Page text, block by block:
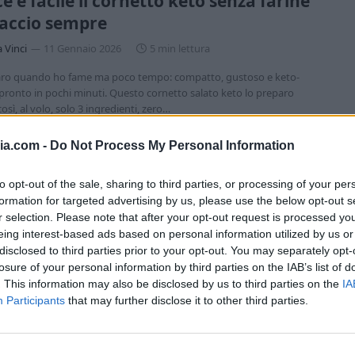
- Do Not Process My Personal Information
opt-out of the sale, sharing to third parties, or processing of your
for targeted advertising by us, please use the below opt-out
selection. Please note that after your opt-out request is processed
interest-based ads based on personal information utilized by us
to third parties prior to your opt-out. You may separately
of your personal information by third parties on the IAB’s list of
This information may also be disclosed by us to third parties on the
Participants that may further disclose it to other third parties.
sempre
Vinci 11 Gennaio 2026
5 min lettura
quando ho fame ma poco tempo: compatto, gustoso e keto-
in pochi minuti. Questo cornetto salato keto lo preparo
al volo, solo 3 ingredienti, zero…
la mia ricetta segreta per un pane
per hamburger
Vinci 16 Ottobre 2025
4 min lettura
di un pane morbido e profumato, questo pane keto al formaggio
che devi provare. Si prepara in pochi minuti, senza glutine e con